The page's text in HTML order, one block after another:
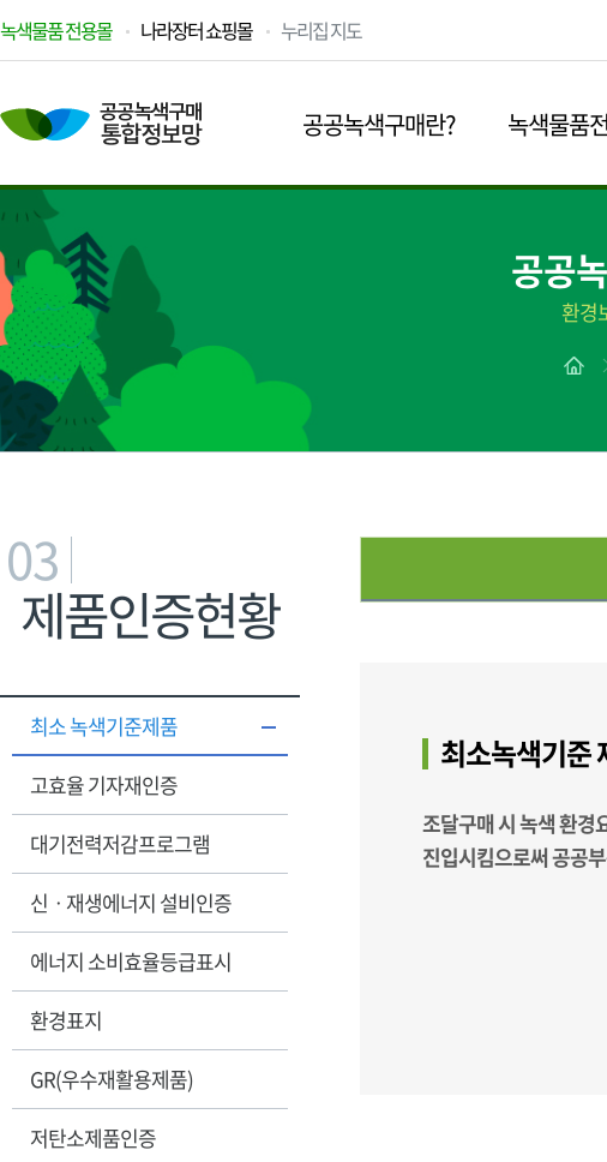
녹색물품 전용몰 나라장터 쇼핑몰 누리집 지도
공공녹색구매란? 녹색물품
공공
환경
03
제품인증현황
최소 녹색기준제품
고효율 기자재인증
대기전력저감프로그램
신ㆍ재생에너지 설비인증
에너지 소비효율등급표시
환경표지
GR(우수재활용제품)
저탄소제품인증
최소녹색기준
조달구매 시 녹색 환경
진입시킴으로써 공공